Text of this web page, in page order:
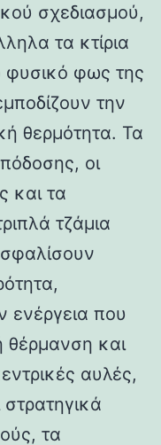
σχεδιασμού,
τα κτίρια
φυσικό φως της
την
θερμότητα. Τα
οι
και τα
τζάμια
ενέργεια που
θέρμανση και
αυλές,
τα